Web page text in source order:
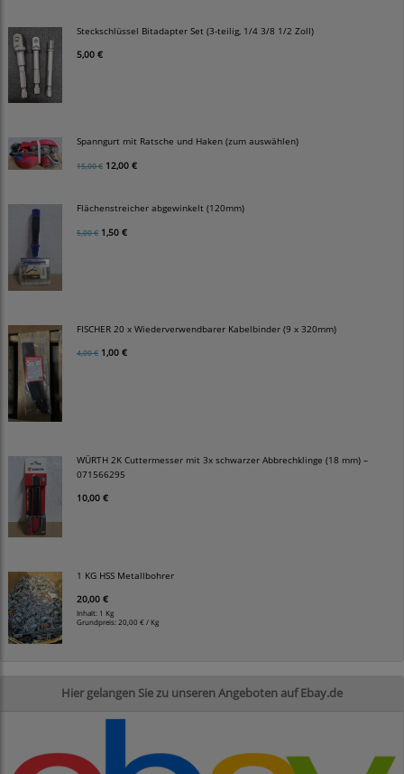
Steckschlüssel Bitadapter Set (3-teilig, 1/4 3/8 1/2 Zoll)
5,00 €
Spanngurt mit Ratsche und Haken (zum auswählen)
15,00 € 12,00 €
Flächenstreicher abgewinkelt (120mm)
5,00 € 1,50 €
FISCHER 20 x Wiederverwendbarer Kabelbinder (9 x 320mm)
4,00 € 1,00 €
WÜRTH 2K Cuttermesser mit 3x schwarzer Abbrechklinge (18 mm) –
071566295
10,00 €
1 KG HSS Metallbohrer
20,00 €
Inhalt: 1 Kg
Grundpreis: 20,00 € / Kg
Hier gelangen Sie zu unseren Angeboten auf Ebay.de